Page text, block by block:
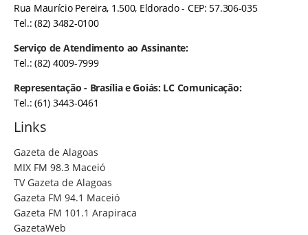
Rua Maurício Pereira, 1.500, Eldorado - CEP: 57.306-035
Tel.: (82) 3482-0100
Serviço de Atendimento ao Assinante:
Tel.: (82) 4009-7999
Representação - Brasília e Goiás: LC Comunicação:
Tel.: (61) 3443-0461
Links
Gazeta de Alagoas
MIX FM 98.3 Maceió
TV Gazeta de Alagoas
Gazeta FM 94.1 Maceió
Gazeta FM 101.1 Arapiraca
GazetaWeb